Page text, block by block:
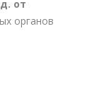
от
органов